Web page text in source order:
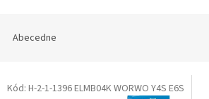
Abecedne
Kód: H-2-1-1396 ELMB04K WORWO Y4S E6S